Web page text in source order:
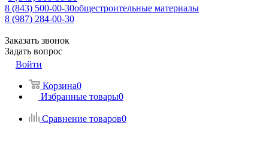
8 (843) 500-00-30общестроительные материалы
8 (987) 284-00-30
Заказать звонок
Задать вопрос
Войти
Корзина0
Избранные товары0
Сравнение товаров0